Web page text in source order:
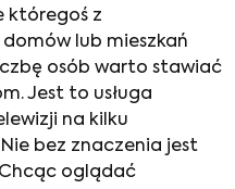
któregoś z
lub mieszkań
osób warto stawiać
Jest to usługa
na kilku
bez znaczenia jest
Chcąc oglądać